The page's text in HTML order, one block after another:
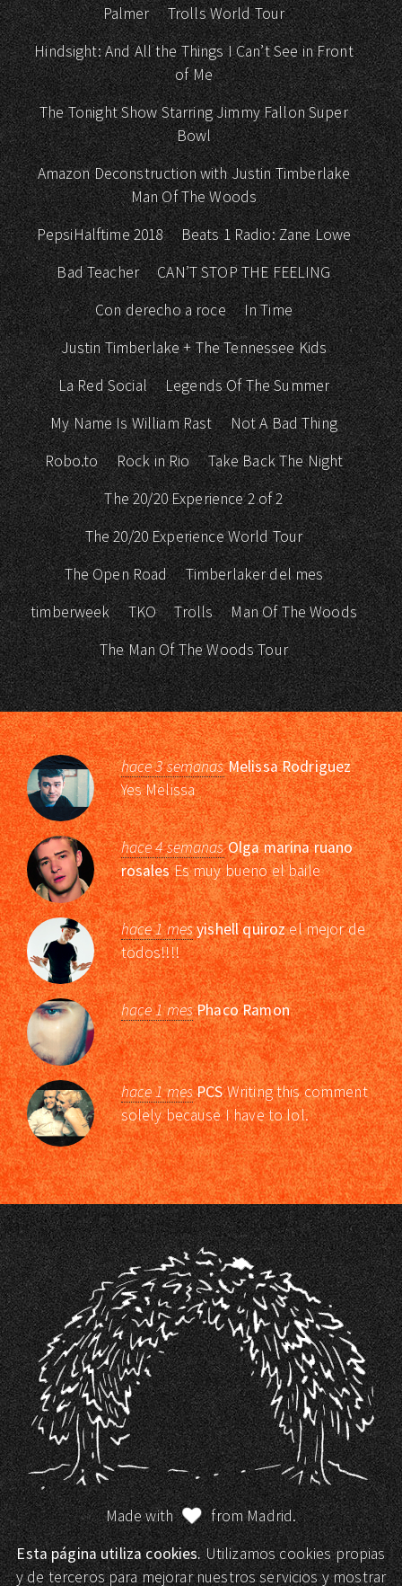
Palmer
Trolls World Tour
Hindsight: And All the Things I Can’t See in Front
of Me
The Tonight Show Starring Jimmy Fallon Super
Bowl
Amazon Deconstruction with Justin Timberlake
Man Of The Woods
PepsiHalftime 2018
Beats 1 Radio: Zane Lowe
Bad Teacher
CAN’T STOP THE FEELING
Con derecho a roce
In Time
Justin Timberlake + The Tennessee Kids
La Red Social
Legends Of The Summer
My Name Is William Rast
Not A Bad Thing
Robo.to
Rock in Rio
Take Back The Night
The 20/20 Experience 2 of 2
The 20/20 Experience World Tour
The Open Road
Timberlaker del mes
timberweek
TKO Trolls
Man Of The Woods
The Man Of The Woods Tour
hace 3 semanasMelissa Rodriguez
Yes Melissa
hace 4 semanasOlga marina ruano
rosalesEs muy bueno el baile
hace 1 mesyishell quirozel mejor de
todos!!!!
hace 1 mesPhaco Ramon
hace 1 mesPCSWriting this comment
solely because I have to lol.
Made with
from Madrid.
Esta página utiliza cookies.Utilizamos cookies propias
y de terceros para mejorar nuestros servicios y mostrar